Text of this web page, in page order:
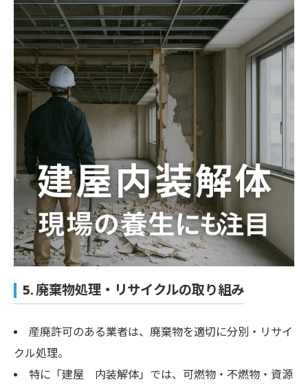
5. 廃棄物処理・リサイクルの取り組み
産廃許可のある業者は、廃棄物を適切に分別・リサイ
クル処理。
特に「建屋 内装解体」では、可燃物・不燃物・資源